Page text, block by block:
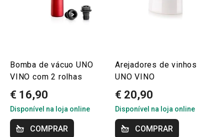
Bomba de vácuo UNO
VINO com 2 rolhas
€ 16,90
Disponível na loja online
COMPRAR
Arejadores de vinhos
UNO VINO
€ 20,90
Disponível na loja online
COMPRAR